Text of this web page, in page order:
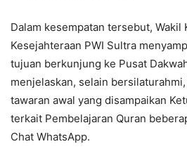
Dalam kesempatan tersebut, Wakil
Kesejahteraan PWI Sultra
tujuan berkunjung ke Pusat
menjelaskan, selain
tawaran awal yang disampaikan
terkait Pembelajaran Quran
Chat WhatsApp.